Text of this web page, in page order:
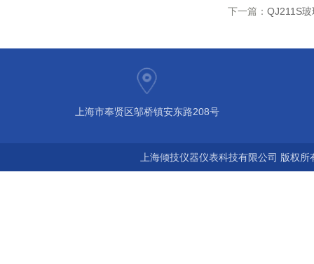
下一篇： QJ211S
上海市奉贤区邬桥镇安东路208号
上海倾技仪器仪表科技有限公司 版权